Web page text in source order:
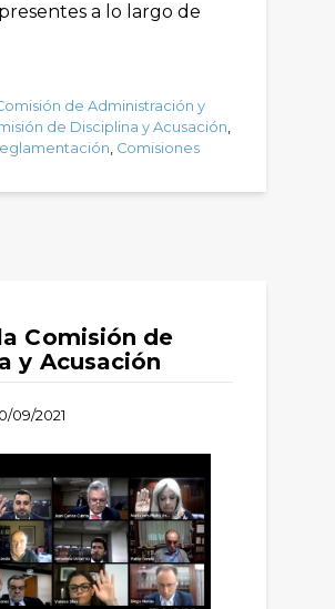
a lo largo de
de Administración y
de Disciplina y Acusación,
, Comisiones
Comisión de
y Acusación
09/2021